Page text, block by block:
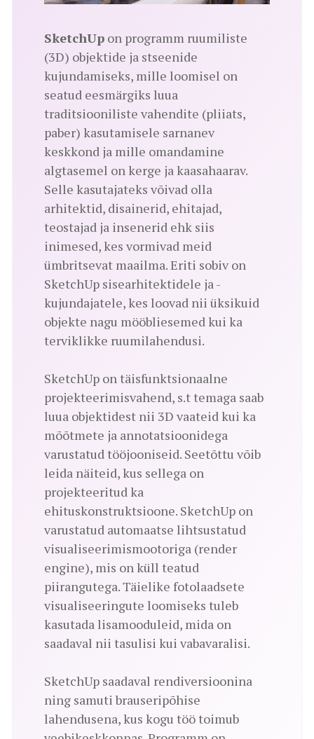
SketchUp on programm ruumiliste
(3D) objektide ja stseenide
kujundamiseks, mille loomisel on
seatud eesmärgiks luua
traditsiooniliste vahendite (pliiats,
paber) kasutamisele sarnanev
keskkond ja mille omandamine
algtasemel on kerge ja kaasahaarav.
Selle kasutajateks võivad olla
arhitektid, disainerid, ehitajad,
teostajad ja insenerid ehk siis
inimesed, kes vormivad meid
ümbritsevat maailma. Eriti sobiv on
SketchUp sisearhitektidele ja -
kujundajatele, kes loovad nii üksikuid
objekte nagu mööbliesemed kui ka
terviklikke ruumilahendusi.
SketchUp on täisfunktsionaalne
projekteerimisvahend, s.t temaga saab
luua objektidest nii 3D vaateid kui ka
mõõtmete ja annotatsioonidega
varustatud tööjooniseid. Seetõttu võib
leida näiteid, kus sellega on
projekteeritud ka
ehituskonstruktsioone. SketchUp on
varustatud automaatse lihtsustatud
visualiseerimismootoriga (render
engine), mis on küll teatud
piirangutega. Täielike fotolaadsete
visualiseeringute loomiseks tuleb
kasutada lisamooduleid, mida on
saadaval nii tasulisi kui vabavaralisi.
SketchUp saadaval rendiversioonina
ning samuti brauseripõhise
lahendusena, kus kogu töö toimub